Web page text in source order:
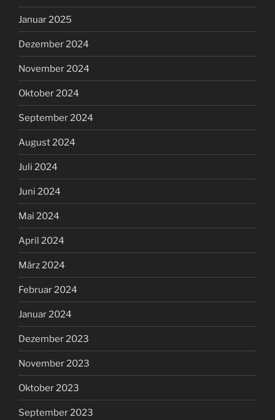
Januar 2025
Dezember 2024
November 2024
Oktober 2024
September 2024
August 2024
Juli 2024
Juni 2024
Mai 2024
April 2024
März 2024
Februar 2024
Januar 2024
Dezember 2023
November 2023
Oktober 2023
September 2023